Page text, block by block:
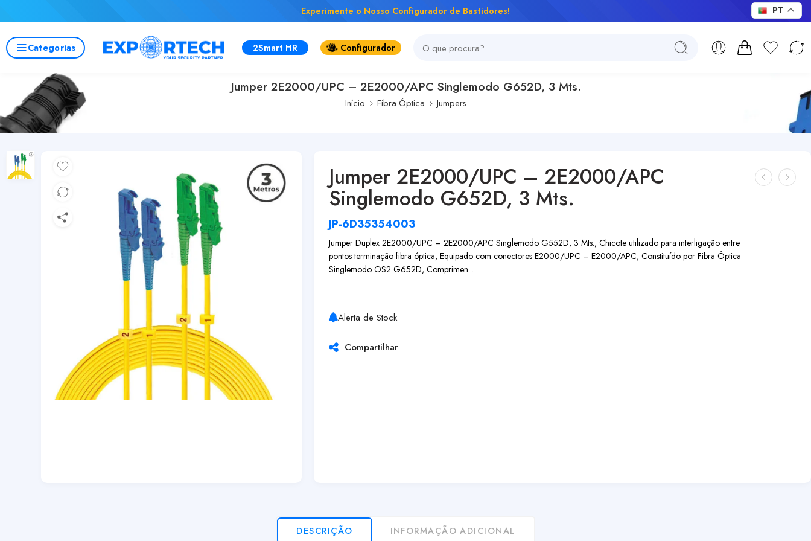
Experimente o Nosso Configurador de Bastidores!
Categorias 2Smart HR Configurador
Jumper 2E2000/UPC – 2E2000/APC Singlemodo G652D, 3 Mts.
Início Fibra Óptica Jumpers
Jumper 2E2000/UPC – 2E2000/APC
Singlemodo G652D, 3 Mts.
JP-6D35354003
Jumper Duplex 2E2000/UPC – 2E2000/APC Singlemodo G552D, 3 Mts., Chicote utilizado para interligação entre
pontos terminação fibra óptica, Equipado com conectores E2000/UPC – E2000/APC, Constituído por Fibra Óptica
Singlemodo OS2 G652D, Comprimen...
Alerta de Stock
Compartilhar
DESCRIÇÃO INFORMAÇÃO ADICIONAL
PT